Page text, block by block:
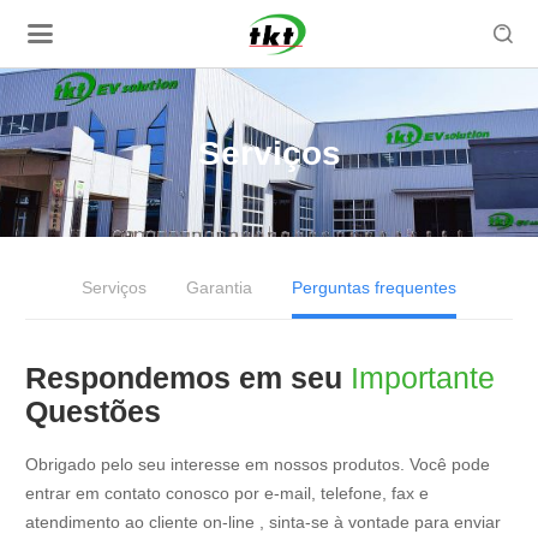

Serviços
Serviços Garantia Perguntas frequentes
Respondemos em seu Importante
Questões
Obrigado pelo seu interesse em nossos produtos. Você pode
entrar em contato conosco por e-mail, telefone, fax e
atendimento ao cliente on-line , sinta-se à vontade para enviar